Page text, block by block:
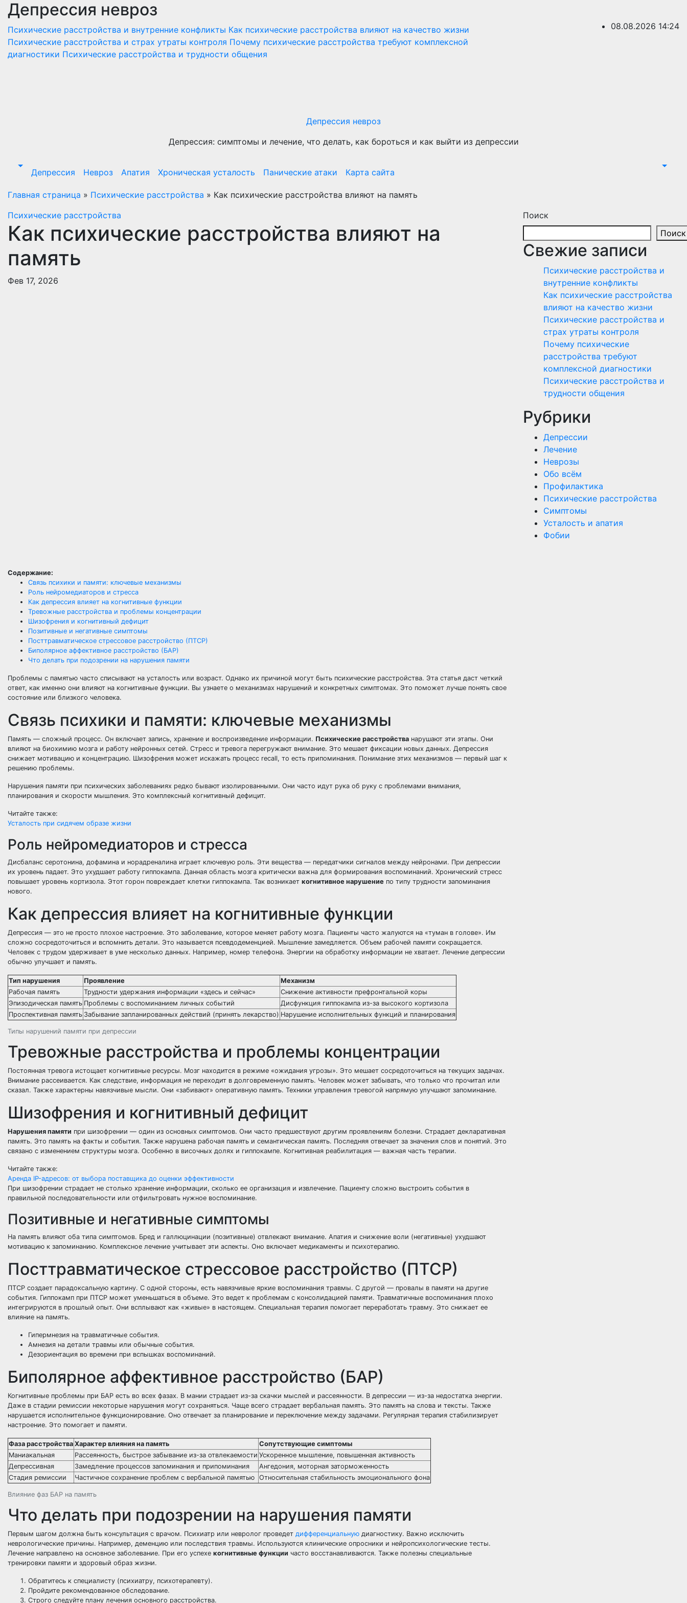
Перейти
содержимому
Депрессия невроз
Психические расстройства и внутренние конфликты Как психические расстройства влияют на качество жизни
Психические расстройства и страх утраты контроля Почему психические расстройства требуют комплексной
диагностики Психические расстройства и трудности общения
08.08.2026 14:24
Депрессия невроз
Депрессия: симптомы и лечение, что делать, как бороться и как выйти из депрессии
Депрессия Невроз Апатия Хроническая усталость Панические атаки Карта сайта
Главная страница » Психические расстройства » Как психические расстройства влияют на память
Психические расстройства
Как психические расстройства влияют на
память
Фев 17, 2026
Содержание:
Связь психики и памяти: ключевые механизмы
Роль нейромедиаторов и стресса
Как депрессия влияет на когнитивные функции
Тревожные расстройства и проблемы концентрации
Шизофрения и когнитивный дефицит
Позитивные и негативные симптомы
Посттравматическое стрессовое расстройство (ПТСР)
Биполярное аффективное расстройство (БАР)
Что делать при подозрении на нарушения памяти
Проблемы с памятью часто списывают на усталость или возраст. Однако их причиной могут быть психические расстройства. Эта статья даст четкий
ответ, как именно они влияют на когнитивные функции. Вы узнаете о механизмах нарушений и конкретных симптомах. Это поможет лучше понять свое
состояние или близкого человека.
Связь психики и памяти: ключевые механизмы
Память — сложный процесс. Он включает запись, хранение и воспроизведение информации. Психические расстройства нарушают эти этапы. Они
влияют на биохимию мозга и работу нейронных сетей. Стресс и тревога перегружают внимание. Это мешает фиксации новых данных. Депрессия
снижает мотивацию и концентрацию. Шизофрения может искажать процесс recall, то есть припоминания. Понимание этих механизмов — первый шаг к
решению проблемы.
Нарушения памяти при психических заболеваниях редко бывают изолированными. Они часто идут рука об руку с проблемами внимания,
планирования и скорости мышления. Это комплексный когнитивный дефицит.
Читайте также:
Усталость при сидячем образе жизни
Роль нейромедиаторов и стресса
Дисбаланс серотонина, дофамина и норадреналина играет ключевую роль. Эти вещества — передатчики сигналов между нейронами. При депрессии
их уровень падает. Это ухудшает работу гиппокампа. Данная область мозга критически важна для формирования воспоминаний. Хронический стресс
повышает уровень кортизола. Этот горон повреждает клетки гиппокампа. Так возникает когнитивное нарушение по типу трудности запоминания
нового.
Как депрессия влияет на когнитивные функции
Депрессия — это не просто плохое настроение. Это заболевание, которое меняет работу мозга. Пациенты часто жалуются на «туман в голове». Им
сложно сосредоточиться и вспомнить детали. Это называется псевдодеменцией. Мышление замедляется. Объем рабочей памяти сокращается.
Человек с трудом удерживает в уме несколько данных. Например, номер телефона. Энергии на обработку информации не хватает. Лечение депрессии
обычно улучшает и память.
Типы нарушений памяти при депрессии
Тип нарушения Проявление
Механизм
Рабочая память
Трудности удержания информации «здесь и сейчас»
Снижение активности префронтальной коры
Эпизодическая память Проблемы с воспоминанием личных событий
Дисфункция гиппокампа из-за высокого кортизола
Проспективная память Забывание запланированных действий (принять лекарство) Нарушение исполнительных функций и планирования
Тревожные расстройства и проблемы концентрации
Постоянная тревога истощает когнитивные ресурсы. Мозг находится в режиме «ожидания угрозы». Это мешает сосредоточиться на текущих задачах.
Внимание рассеивается. Как следствие, информация не переходит в долговременную память. Человек может забывать, что только что прочитал или
сказал. Также характерны навязчивые мысли. Они «забивают» оперативную память. Техники управления тревогой напрямую улучшают запоминание.
Шизофрения и когнитивный дефицит
Нарушения памяти при шизофрении — один из основных симптомов. Они часто предшествуют другим проявлениям болезни. Страдает декларативная
память. Это память на факты и события. Также нарушена рабочая память и семантическая память. Последняя отвечает за значения слов и понятий. Это
связано с изменением структуры мозга. Особенно в височных долях и гиппокампе. Когнитивная реабилитация — важная часть терапии.
Читайте также:
Аренда IP-адресов: от выбора поставщика до оценки эффективности
При шизофрении страдает не столько хранение информации, сколько ее организация и извлечение. Пациенту сложно выстроить события в
правильной последовательности или отфильтровать нужное воспоминание.
Позитивные и негативные симптомы
На память влияют оба типа симптомов. Бред и галлюцинации (позитивные) отвлекают внимание. Апатия и снижение воли (негативные) ухудшают
мотивацию к запоминанию. Комплексное лечение учитывает эти аспекты. Оно включает медикаменты и психотерапию.
Посттравматическое стрессовое расстройство (ПТСР)
ПТСР создает парадоксальную картину. С одной стороны, есть навязчивые яркие воспоминания травмы. С другой — провалы в памяти на другие
события. Гиппокамп при ПТСР может уменьшаться в объеме. Это ведет к проблемам с консолидацией памяти. Травматичные воспоминания плохо
интегрируются в прошлый опыт. Они всплывают как «живые» в настоящем. Специальная терапия помогает переработать травму. Это снижает ее
влияние на память.
Гипермнезия на травматичные события.
Амнезия на детали травмы или обычные события.
Дезориентация во времени при вспышках воспоминаний.
Биполярное аффективное расстройство (БАР)
Когнитивные проблемы при БАР есть во всех фазах. В мании страдает из-за скачки мыслей и рассеянности. В депрессии — из-за недостатка энергии.
Даже в стадии ремиссии некоторые нарушения могут сохраняться. Чаще всего страдает вербальная память. Это память на слова и тексты. Также
нарушается исполнительное функционирование. Оно отвечает за планирование и переключение между задачами. Регулярная терапия стабилизирует
настроение. Это помогает и памяти.
Влияние фаз БАР на память
Фаза расстройства Характер влияния на память
Сопутствующие симптомы
Маниакальная
Рассеянность, быстрое забывание из-за отвлекаемости Ускоренное мышление, повышенная активность
Депрессивная
Замедление процессов запоминания и припоминания
Ангедония, моторная заторможенность
Стадия ремиссии
Частичное сохранение проблем с вербальной памятью Относительная стабильность эмоционального фона
Что делать при подозрении на нарушения памяти
Первым шагом должна быть консультация с врачом. Психиатр или невролог проведет дифференциальную диагностику. Важно исключить
неврологические причины. Например, деменцию или последствия травмы. Используются клинические опросники и нейропсихологические тесты.
Лечение направлено на основное заболевание. При его успехе когнитивные функции часто восстанавливаются. Также полезны специальные
тренировки памяти и здоровый образ жизни.
Обратитесь к специалисту (психиатру, психотерапевту).
Пройдите рекомендованное обследование.
Строго следуйте плану лечения основного расстройства.
Поиск
Поиск
Свежие записи
Психические расстройства и
внутренние конфликты
Как психические расстройства
влияют на качество жизни
Психические расстройства и
страх утраты контроля
Почему психические
расстройства требуют
комплексной диагностики
Психические расстройства и
трудности общения
Рубрики
Депрессии
Лечение
Неврозы
Обо всём
Профилактика
Психические расстройства
Симптомы
Усталость и апатия
Фобии